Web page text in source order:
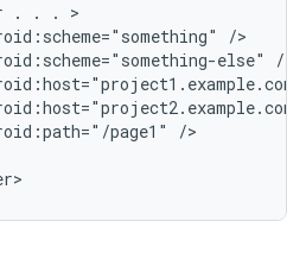
. . .
else"
page1"